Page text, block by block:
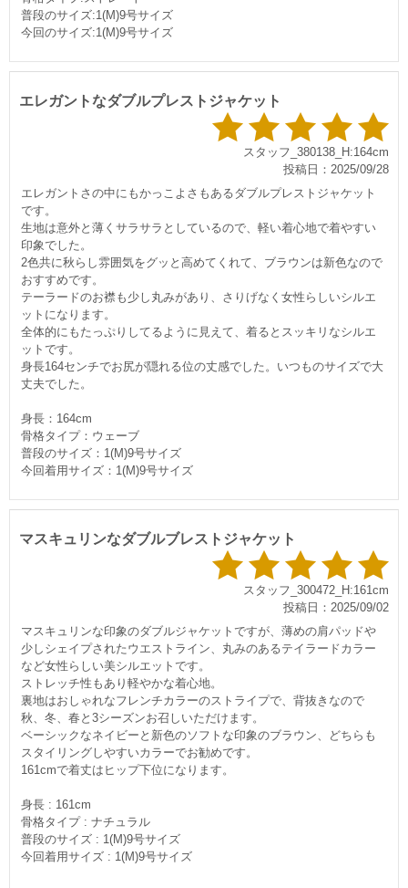
普段のサイズ:1(M)9号サイズ
今回のサイズ:1(M)9号サイズ
エレガントなダブルプレストジャケット
スタッフ_380138_H:164cm
投稿日：2025/09/28
エレガントさの中にもかっこよさもあるダブルプレストジャケット
です。
生地は意外と薄くサラサラとしているので、軽い着心地で着やすい
印象でした。
2色共に秋らし雰囲気をグッと高めてくれて、ブラウンは新色なので
おすすめです。
テーラードのお襟も少し丸みがあり、さりげなく女性らしいシルエ
ットになります。
全体的にもたっぷりしてるように見えて、着るとスッキリなシルエ
ットです。
身長164センチでお尻が隠れる位の丈感でした。いつものサイズで大
丈夫でした。
身長：164cm
骨格タイプ：ウェーブ
普段のサイズ：1(M)9号サイズ
今回着用サイズ：1(M)9号サイズ
マスキュリンなダブルブレストジャケット
スタッフ_300472_H:161cm
投稿日：2025/09/02
マスキュリンな印象のダブルジャケットですが、薄めの肩パッド
少しシェイプされたウエストライン、丸みのあるテイラードカラー
など女性らしい美シルエットです。
ストレッチ性もあり軽やかな着心地。
裏地はおしゃれなフレンチカラーのストライプで、背抜きなので
秋、冬、春と3シーズンお召しいただけます。
ベーシックなネイビーと新色のソフトな印象のブラウン、どちらも
スタイリングしやすいカラーでお勧めです。
161cmで着丈はヒップ下位になります。
身長 : 161cm
骨格タイプ : ナチュラル
普段のサイズ : 1(M)9号サイズ
今回着用サイズ : 1(M)9号サイズ